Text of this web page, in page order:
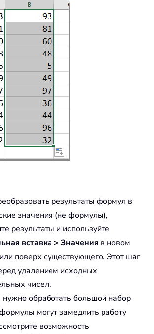
результаты формул в
значения (не формулы),
результаты и используйте
вставка > Значения в новом
поверх существующего. Этот шаг
удалением исходных
чисел.
нужно обработать большой набор
могут замедлить работу
возможность